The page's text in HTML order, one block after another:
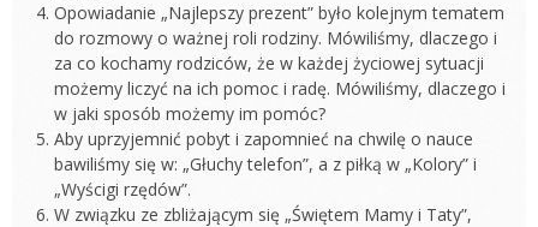
Opowiadanie „Najlepszy prezent” było kolejnym tematem
do rozmowy o ważnej roli rodziny. Mówiliśmy, dlaczego i
za co kochamy rodziców, że w każdej życiowej sytuacji
możemy liczyć na ich pomoc i radę. Mówiliśmy, dlaczego i
w jaki sposób możemy im pomóc?
Aby uprzyjemnić pobyt i zapomnieć na chwilę o nauce
bawiliśmy się w: „Głuchy telefon”, a z piłką w „Kolory” i
„Wyścigi rzędów”.
W związku ze zbliżającym się „Świętem Mamy i Taty”,